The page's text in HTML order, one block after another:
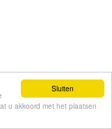
Sluiten
u akkoord met het plaatsen